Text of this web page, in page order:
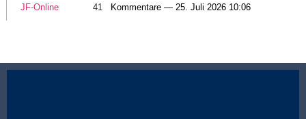
JF-Online 41 Kommentare — 25. Juli 2026 10:06